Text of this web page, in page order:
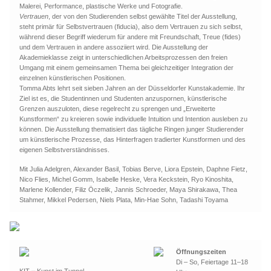
Malerei, Performance, plastische Werke und Fotografie.
Vertrauen, der von den Studierenden selbst gewählte Titel der Ausstellung,
steht primär für Selbstvertrauen (fiducia), also dem Vertrauen zu sich selbst,
während dieser Begriff wiederum für andere mit Freundschaft, Treue (fides)
und dem Vertrauen in andere assoziiert wird. Die Ausstellung der
Akademieklasse zeigt in unterschiedlichen Arbeitsprozessen den freien
Umgang mit einem gemeinsamen Thema bei gleichzeitiger Integration der
einzelnen künstlerischen Positionen.
Tomma Abts lehrt seit sieben Jahren an der Düsseldorfer Kunstakademie. Ihr
Ziel ist es, die Studentinnen und Studenten anzuspornen, künstlerische
Grenzen auszuloten, diese regelrecht zu sprengen und „Erweiterte
Kunstformen“ zu kreieren sowie individuelle Intuition und Intention ausleben zu
können. Die Ausstellung thematisiert das tägliche Ringen junger Studierender
um künstlerische Prozesse, das Hinterfragen tradierter Kunstformen und des
eigenen Selbstverständnisses.
Mit Julia Adelgren, Alexander Basil, Tobias Berve, Liora Epstein, Daphne Fietz,
Nico Flies, Michel Gomm, Isabelle Heske, Vera Keckstein, Ryo Kinoshita,
Marlene Kollender, Filiz Öczelik, Jannis Schroeder, Maya Shirakawa, Thea
Stahmer, Mikkel Pedersen, Niels Plata, Min-Hae Sohn, Tadashi Toyama
Öffnungszeiten
Di – So, Feiertage 11–18